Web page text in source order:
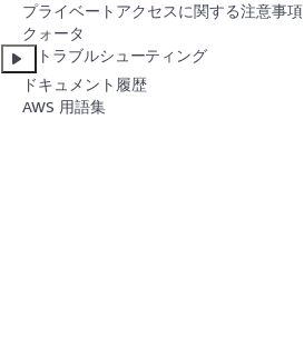
プライベートアクセスに関する注意事項
クォータ
トラブルシューティング
ドキュメント履歴
AWS 用語集